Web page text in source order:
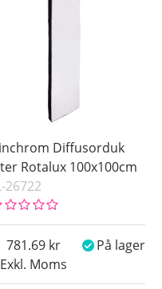
Diffusorduk
Rotalux 100x100cm
26722
Exkl. Moms
781.69 På lager